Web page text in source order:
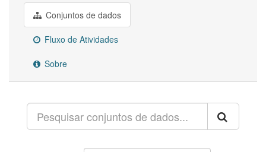
Conjuntos de dados
Fluxo de Atividades
Sobre